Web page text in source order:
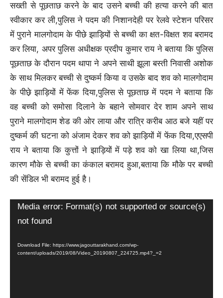
सख्ती से पूछताछ करने के बाद उसने बच्ची की हत्या करने की बात
स्वीकार कर ली,पुलिस ने पदम की निशानदेही पर रेलवे स्टेशन परिसर
में पुराने मालगोदाम के पीछे झाड़ियों से बच्ची का क्षत-विक्षत शव बरामद
कर लिया, अपर पुलिस अधीक्षक प्रदीप कुमार राय ने बताया कि पुलिस
पूछताछ के दौरान पदम थापा ने अपने साथी झूला बस्ती निवासी अशोक
के साथ मिलकर बच्ची से दुष्कर्म किया व उसके बाद शव को मालगोदाम
के पीछ़े झाड़ियों में फेंक दिया,पुलिस से पूछताछ में पदम ने बताया कि
वह बच्ची को समोसा दिलाने के बहाने सोमवार देर शाम अपने साथ
पुराने मालगोदाम शेड की ओर लाया और रात्रि करीब आठ बजे यहीं पर
दुष्कर्म की घटना को अंजाम देकर शव को झाड़ियों में फेंक दिया,एएसपी
राय ने बताया कि कुत्तों ने झाड़ियों में पड़े शव को खा लिया था,जिस
कारण मौके से बच्ची का कंकाल बरामद हुआ,बताया कि मौके पर बच्ची
की सेंडिल भी बरामद हुई है।
Video
Player
Media error: Format(s) not supported or source(s)
not found
Download File: https://www.jagouttarakhand.com/wp-
content/uploads/2019/08/Video_20190807_224725.mp4?_=2